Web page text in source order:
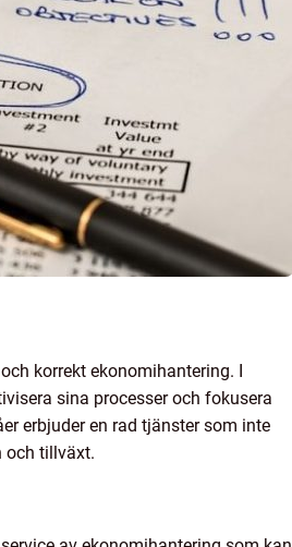
korrekt ekonomihantering. I
sina processer och fokusera
erbjuder en rad tjänster som inte
och tillväxt.